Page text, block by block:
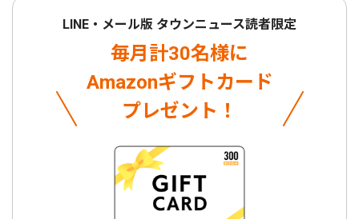
LINE・メール版 タウンニュース読者限定
毎月計30名様に
Amazonギフトカード
プレゼント！